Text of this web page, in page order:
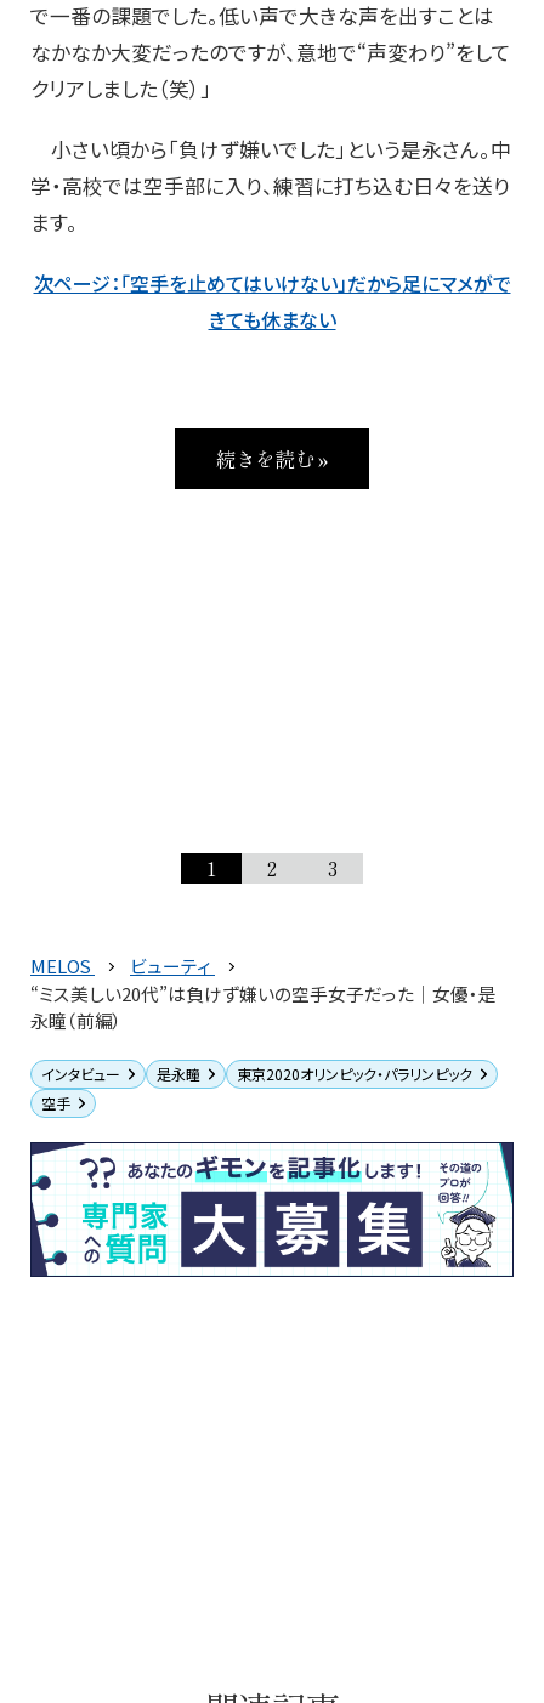
で一番の課題でした。低い声で大きな声を出すことは
なかなか大変だったのですが、意地で“声変わり”をして
クリアしました（笑）」
小さい頃から「負けず嫌いでした」という是永さん。中
学・高校では空手部に入り、練習に打ち込む日々を送り
ます。
次ページ：「空手を止めてはいけない」だから足にマメがで
きても休まない
続きを読む »
1 2 3
MELOS
ビューティ
“ミス美しい20代”は負けず嫌いの空手女子だった│女優・是
永瞳（前編）
インタビュー 是永瞳
東京2020オリンピック・パラリンピック
空手